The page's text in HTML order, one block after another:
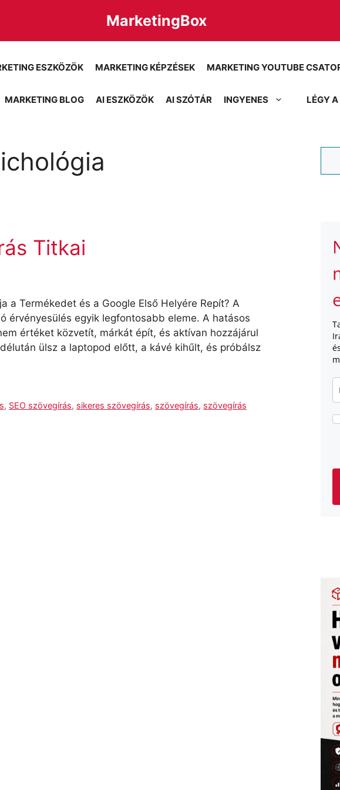
MarketingBox
ESZKÖZÖK MARKETING KÉPZÉSEK MARKETING YOUTUBE
MARKETING BLOG AI ESZKÖZÖK AI SZÓTÁR INGYENES LÉGY
Titkai
a Termékedet és a Google Első Helyére Repít? A
érvényesülés egyik legfontosabb eleme. A hatásos
értéket közvetít, márkát épít, és aktívan hozzájárul
ülsz a laptopod előtt, a kávé kihűlt, és próbálsz
, SEO szövegírás, sikeres szövegírás, szövegírás, szövegírás